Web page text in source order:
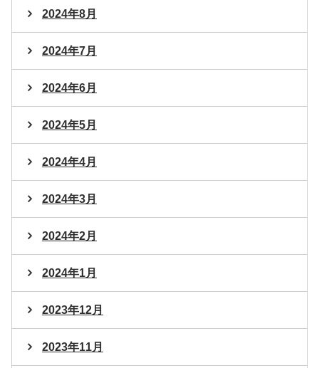
2024年8月
2024年7月
2024年6月
2024年5月
2024年4月
2024年3月
2024年2月
2024年1月
2023年12月
2023年11月